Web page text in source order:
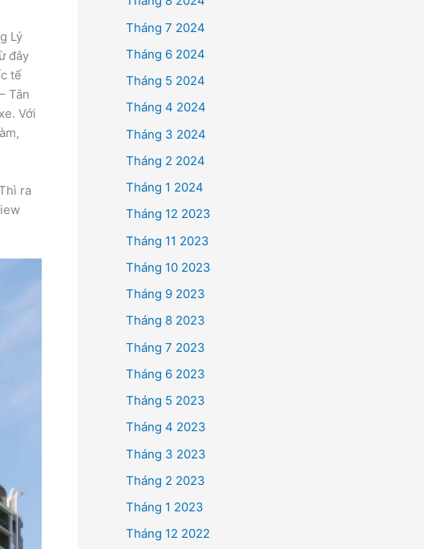
Lý
đây
tế
Tân
Với
ra
Tháng 7 2024
Tháng 6 2024
Tháng 5 2024
Tháng 4 2024
Tháng 3 2024
Tháng 2 2024
Tháng 1 2024
Tháng 12 2023
Tháng 11 2023
Tháng 10 2023
Tháng 9 2023
Tháng 8 2023
Tháng 7 2023
Tháng 6 2023
Tháng 5 2023
Tháng 4 2023
Tháng 3 2023
Tháng 2 2023
Tháng 1 2023
Tháng 12 2022